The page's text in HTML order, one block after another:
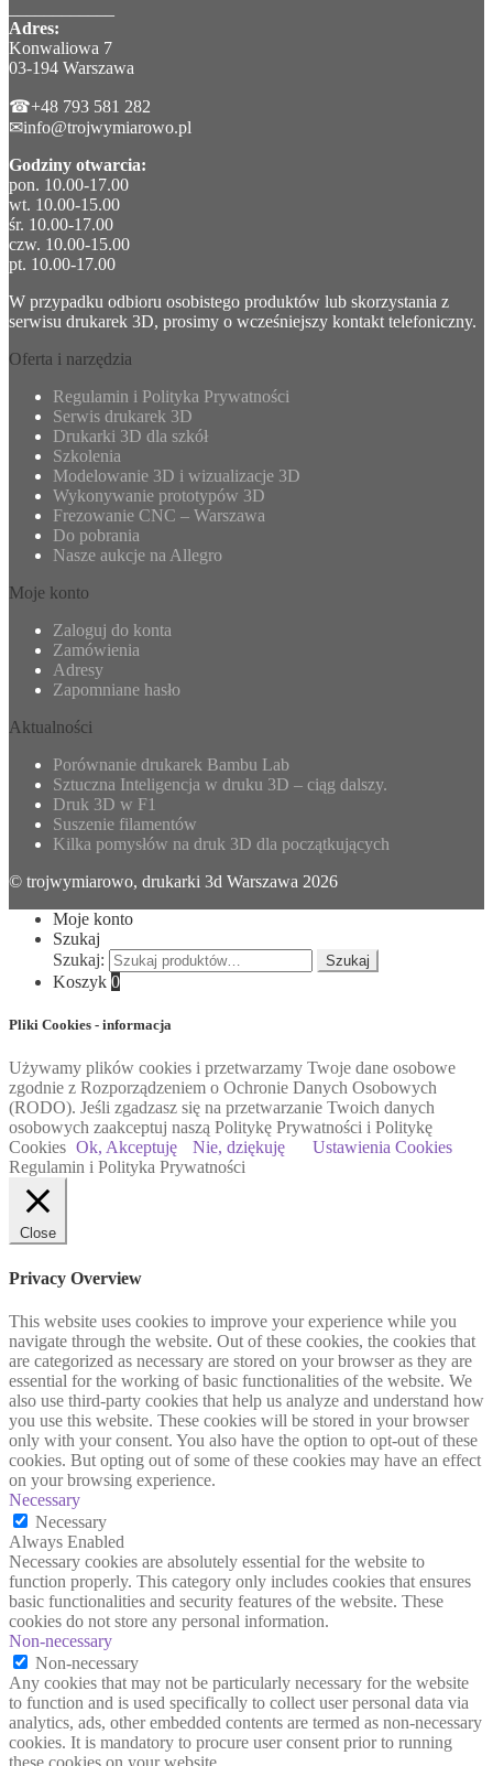
Adres:
Konwaliowa 7
03-194 Warszawa
☎+48 793 581 282
✉info@trojwymiarowo.pl
Godziny otwarcia:
pon. 10.00-17.00
wt. 10.00-15.00
śr. 10.00-17.00
czw. 10.00-15.00
pt. 10.00-17.00
W przypadku odbioru osobistego produktów lub skorzystania z
serwisu drukarek 3D, prosimy o wcześniejszy kontakt telefoniczny.
Oferta i narzędzia
Regulamin i Polityka Prywatności
Serwis drukarek 3D
Drukarki 3D dla szkół
Szkolenia
Modelowanie 3D i wizualizacje 3D
Wykonywanie prototypów 3D
Frezowanie CNC – Warszawa
Do pobrania
Nasze aukcje na Allegro
Moje konto
Zaloguj do konta
Zamówienia
Adresy
Zapomniane hasło
Aktualności
Porównanie drukarek Bambu Lab
Sztuczna Inteligencja w druku 3D – ciąg dalszy.
Druk 3D w F1
Suszenie filamentów
Kilka pomysłów na druk 3D dla początkujących
© trojwymiarowo, drukarki 3d Warszawa 2026
Moje konto
Szukaj
Szukaj:
Szukaj
Koszyk 0
Pliki Cookies - informacja
Używamy plików cookies i przetwarzamy Twoje dane osobowe
zgodnie z Rozporządzeniem o Ochronie Danych Osobowych
(RODO). Jeśli zgadzasz się na przetwarzanie Twoich danych
osobowych zaakceptuj naszą Politykę Prywatności i Politykę
Cookies Ok, Akceptuję Nie, dziękuję
Ustawienia Cookies
Regulamin i Polityka Prywatności
Close
Privacy Overview
This website uses cookies to improve your experience while you
navigate through the website. Out of these cookies, the cookies that
are categorized as necessary are stored on your browser as they are
essential for the working of basic functionalities of the website. We
also use third-party cookies that help us analyze and understand how
you use this website. These cookies will be stored in your browser
only with your consent. You also have the option to opt-out of these
cookies. But opting out of some of these cookies may have an effect
on your browsing experience.
Necessary
Necessary
Always Enabled
Necessary cookies are absolutely essential for the website to
function properly. This category only includes cookies that ensures
basic functionalities and security features of the website. These
cookies do not store any personal information.
Non-necessary
Non-necessary
Any cookies that may not be particularly necessary for the website
to function and is used specifically to collect user personal data via
analytics, ads, other embedded contents are termed as non-necessary
cookies. It is mandatory to procure user consent prior to running
these cookies on your website.